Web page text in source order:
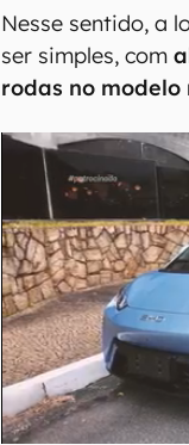
Nesse sentido, a
ser simples, com
rodas no modelo